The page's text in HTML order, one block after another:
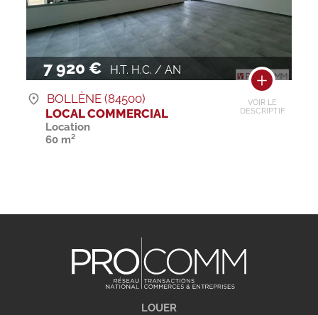
7 920 € H.T. H.C. / AN
VOIR LE
DESCRIPTIF
BOLLÈNE (84500)
LOCAL COMMERCIAL
Location
60 m²
LOUER